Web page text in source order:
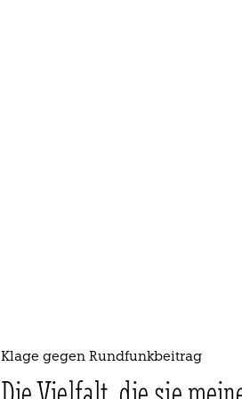
Klage gegen Rundfunkbeitrag